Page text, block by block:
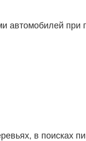
автомобилей при
в поисках